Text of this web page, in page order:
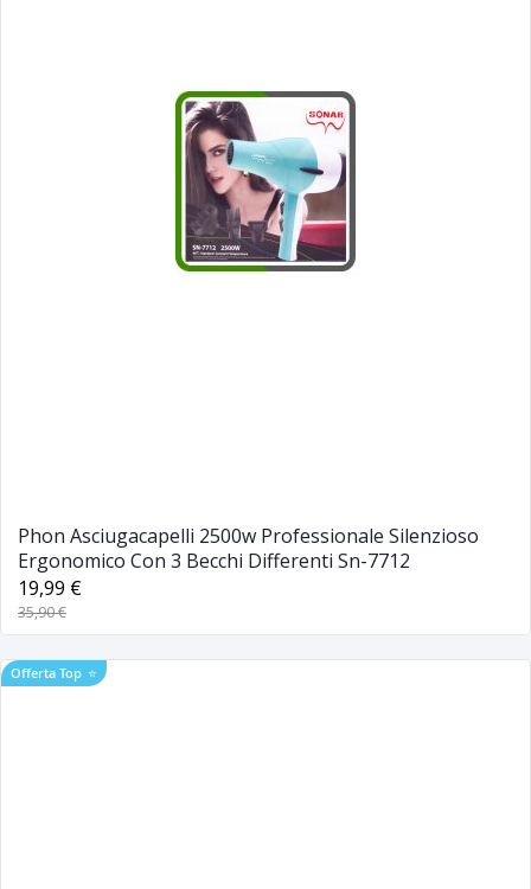
Phon Asciugacapelli 2500w Professionale Silenzioso
Ergonomico Con 3 Becchi Differenti Sn-7712
19,99 €
35,90 €
Offerta Top ⭐